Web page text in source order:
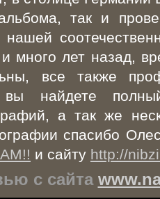
так и
много лет назад,
все также
найдете полный
а так же
спасибо
и сайту http://
с сайта